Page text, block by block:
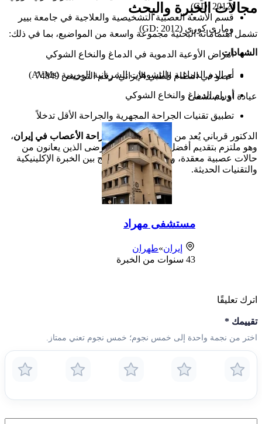
مجالات الخبرة والبحث
تشمل اهتماماته البحثية مجموعة واسعة من المواضيع، بما في ذلك:
أمراض الأوعية الدموية في الدماغ والنخاع الشوكي
أم الدم الدماغية والتشوهات الشريانية الوريدية (AVMs)
أورام الدماغ والنخاع الشوكي
تطبيق تقنيات الجراحة المجهرية والجراحة الأقل تدخلاً
الدكتور قرباني يُعد من الرواد في مجالجراحة الأعصاب في إيران،
وهو ملتزم بتقديم أفضل رعاية ممكنة للمرضى الذين يعانون من
حالات عصبية معقدة، وذلك من خلال الدمج بين الخبرة الإكلينيكية
والتقنيات الحديثة.
(GD: 2012)
قسم الأشعة العصبية التشخيصية والعلاجية في جامعة بيير
وماري كوري (GD: 2012)
الشهادات
عضو في النظام الطبي الإيراني: رقم الترخيص 74849
عيادة أو مستشفى
مستشفى مهراد
إيران»طهران
43 سنوات من الخبرة
اترك تعليقًا
تقييمك *
اختر من نجمة واحدة إلى خمس نجوم؛ خمس نجوم تعني ممتاز.